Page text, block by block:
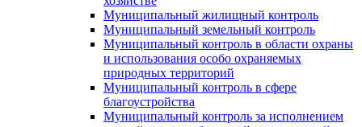
Муниципальный жилищный контроль
Муниципальный земельный контроль
Муниципальный контроль в области охраны
и использования особо охраняемых
природных территорий
Муниципальный контроль в сфере
благоустройства
Муниципальный контроль за исполнением